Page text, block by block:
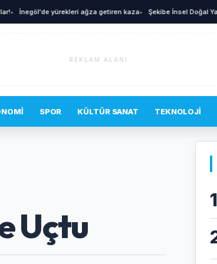
yürekleri ağza getiren kaza• Şekibe İnsel Doğal Yaşam
REKLAM ALANI
SPOR KÜLTÜR SANAT TEKNOLOJI
Uçtu
1